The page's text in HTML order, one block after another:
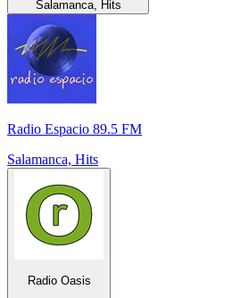
Salamanca, Hits
Radio Espacio 89.5 FM
Salamanca, Hits
Radio Oasis